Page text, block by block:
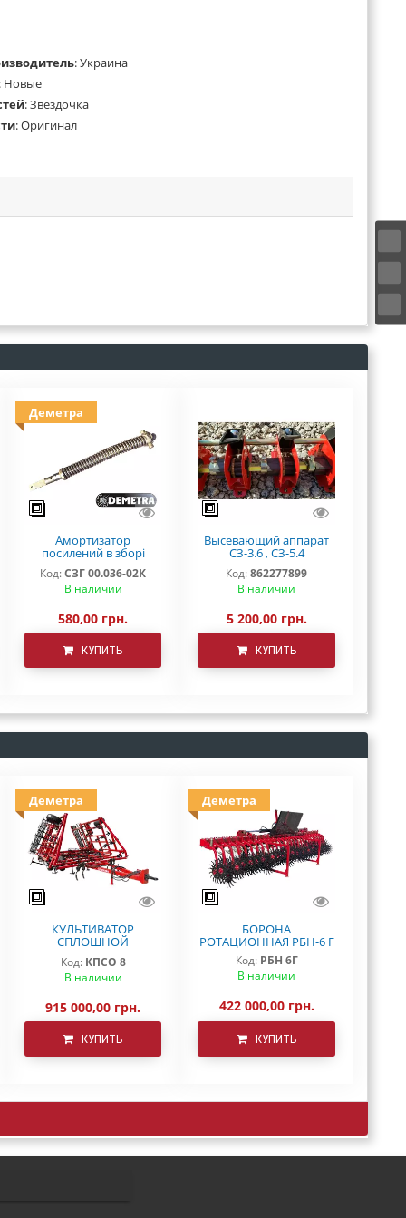
:Украина
: Новые
:Звездочка
:Оригинал
Деметра
Амортизатор
посилений в зборі
СЗ-3,6 (5,4)
Код:СЗГ 00.036-02К
В наличии
580,00 грн.
КУПИТЬ
Высевающий аппарат
СЗ-3.6 , СЗ-5.4
"DEMETRA"
Код:862277899
В наличии
5 200,00 грн.
КУПИТЬ
Деметра
КУЛЬТИВАТОР
СПЛОШНОЙ
ОБРАБОТКИ КПСО-8
ДЕМЕТРА
Код: КПСО 8
В наличии
915 000,00 грн.
КУПИТЬ
Деметра
БОРОНА
РОТАЦИОННАЯ РБН-6 Г
Код: РБН 6Г
В наличии
422 000,00 грн.
КУПИТЬ